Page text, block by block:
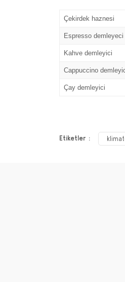
Çekirdek haznesi
Espresso demleyeci
Kahve demleyici
Cappuccino
Çay demleyici
Etiketler :